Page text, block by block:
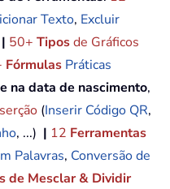
Texto, Excluir
| 50+ Tiposde Gráficos
Fórmulas Práticas
na data de nascimento,
(Inserir Código QR,
, ...) | 12 Ferramentas
Palavras, Conversão de
de Mesclar & Dividir